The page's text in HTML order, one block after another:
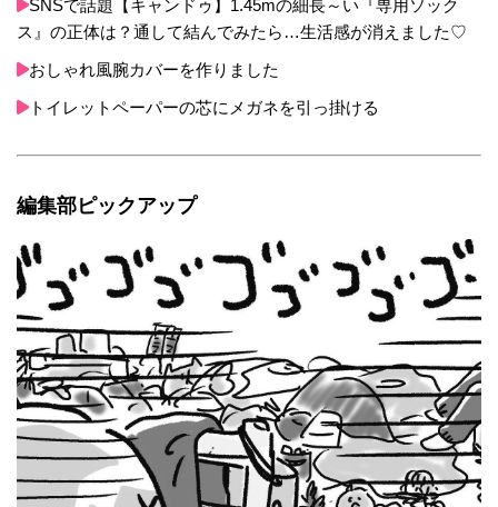
SNSで話題【キャンドゥ】1.45mの細長～い『専用ソック
ス』の正体は？通して結んでみたら…生活感が消えました♡
おしゃれ風腕カバーを作りました
トイレットペーパーの芯にメガネを引っ掛ける
編集部ピックアップ